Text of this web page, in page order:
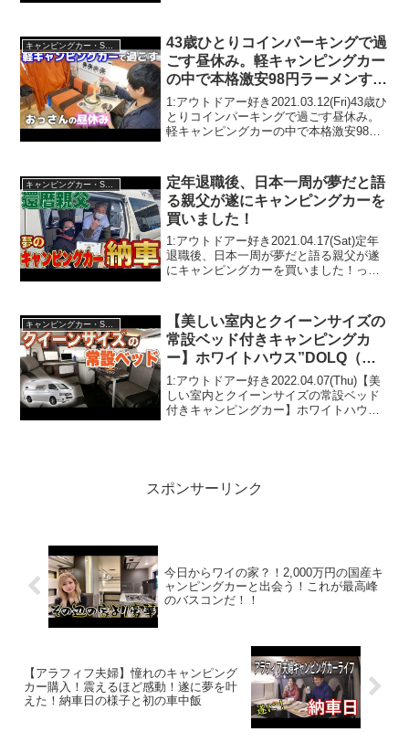
ア...
43歳ひとりコインパーキングで過
ごす昼休み。軽キャンピングカー
の中で本格激安98円ラーメンすす
る姿を嫁が実況
1:アウトドアー好き2021.03.12(Fri)43歳ひ
とりコインパーキングで過ごす昼休み。
軽キャンピングカーの中で本格激安98円
トドアー好き2021.03.12(...
キャンピングカー・SUV人気車種
定年退職後、日本一周が夢だと語
る親父が遂にキャンピングカーを
買いました！
1:アウトドアー好き2021.04.17(Sat)定年
退職後、日本一周が夢だと語る親父が遂
にキャンピングカーを買いました！って
動画は注目です！3:アウ...
【美しい室内とクイーンサイズの
常設ベッド付きキャンピングカ
ー】ホワイトハウス”DOLQ（ド
ルク）”
1:アウトドアー好き2022.04.07(Thu)【美
しい室内とクイーンサイズの常設ベッド
付きキャンピングカー】ホワイトハウ
スポンサーリンク
今日からワイの家？！2,000万円の国産キ
ャンピングカーと出会う！これが最高峰
のバスコンだ！！
【アラフィフ夫婦】憧れのキャンピング
カー購入！震えるほど感動！遂に夢を叶
えた！納車日の様子と初の車中飯